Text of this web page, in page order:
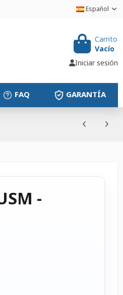
Español
Carrito
Vacío
Iniciar sesión
GARANTÍA
FAQ
-